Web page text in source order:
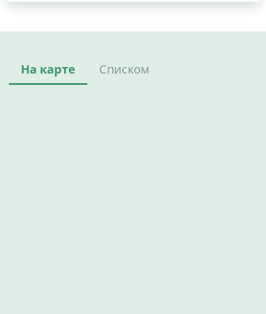
На карте Списком